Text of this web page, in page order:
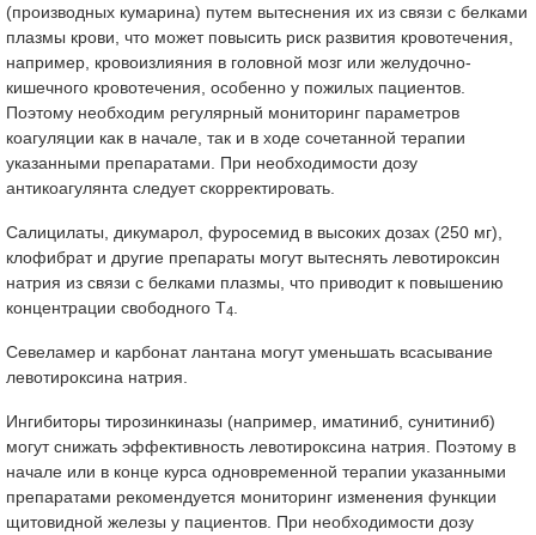
(производных кумарина) путем вытеснения их из связи с белками
плазмы крови, что может повысить риск развития кровотечения,
например, кровоизлияния в головной мозг или желудочно-
кишечного кровотечения, особенно у пожилых пациентов.
Поэтому необходим регулярный мониторинг параметров
коагуляции как в начале, так и в ходе сочетанной терапии
указанными препаратами. При необходимости дозу
антикоагулянта следует скорректировать.
Салицилаты, дикумарол, фуросемид в высоких дозах (250 мг),
клофибрат и другие препараты могут вытеснять левотироксин
натрия из связи с белками плазмы, что приводит к повышению
концентрации свободного Т4
Севеламер и карбонат лантана могут уменьшать всасывание
левотироксина натрия.
Ингибиторы тирозинкиназы (например, иматиниб, сунитиниб)
могут снижать эффективность левотироксина натрия. Поэтому в
начале или в конце курса одновременной терапии указанными
препаратами рекомендуется мониторинг изменения функции
щитовидной железы у пациентов. При необходимости дозу